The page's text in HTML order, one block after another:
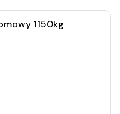
1150kg